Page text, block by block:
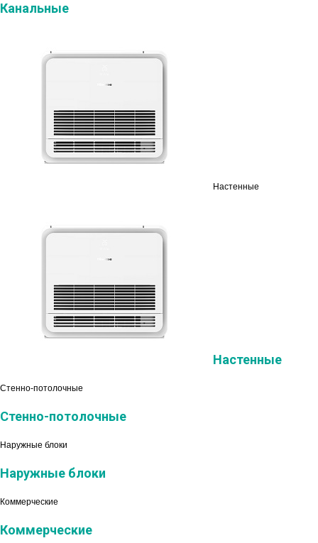
Канальные
Настенные
Настенные
Стенно-потолочные
Стенно-потолочные
Наружные блоки
Наружные блоки
Коммерческие
Коммерческие